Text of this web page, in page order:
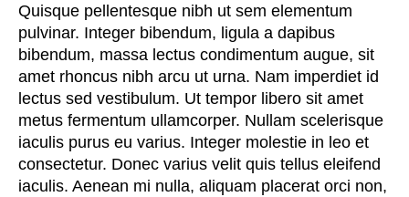
Quisque pellentesque nibh ut sem elementum
pulvinar. Integer bibendum, ligula a dapibus
bibendum, massa lectus condimentum augue, sit
amet rhoncus nibh arcu ut urna. Nam imperdiet id
lectus sed vestibulum. Ut tempor libero sit amet
metus fermentum ullamcorper. Nullam scelerisque
iaculis purus eu varius. Integer molestie in leo et
consectetur. Donec varius velit quis tellus eleifend
iaculis. Aenean mi nulla, aliquam placerat orci non,